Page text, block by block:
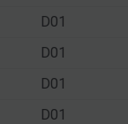
D01
D01
D01
D01